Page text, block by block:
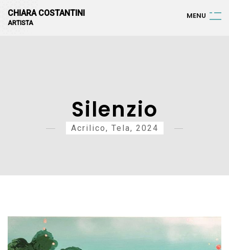
CHIARA COSTANTINI
ARTISTA
MENU
Silenzio
Acrilico, Tela, 2024